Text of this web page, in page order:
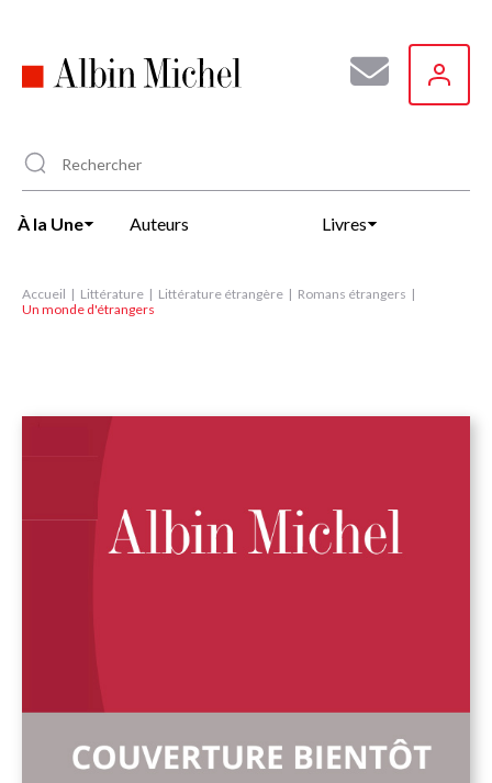
principal
À la Une Auteurs Livres
Accueil Littérature Littérature étrangère
Romans étrangers
Un monde d'étrangers